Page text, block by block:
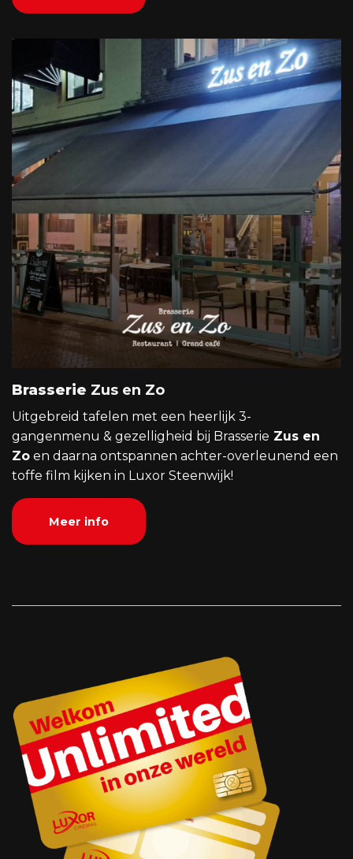
Brasserie Zus en Zo
Uitgebreid tafelen met een heerlijk 3-
gangenmenu & gezelligheid bij Brasserie Zus en
Zo en daarna ontspannen achter-overleunend een
toffe film kijken in Luxor Steenwijk!
Meer info